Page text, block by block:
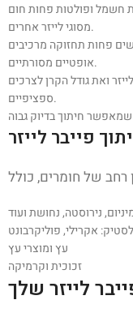
חשמל ופולטות פחות חום
מסוגי לייזר אחרים.
פחות תחזוקה מרכיבים
אופטיים מסורתיים.
ואת גודל הקרן לצרכים
ספציפיים.
פייבר לייזר
נירוסטה, נחושת ועוד
עץ ומוצרי עץ
זכוכית וקרמיקה
לייזר שלך